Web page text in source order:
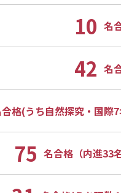
10 名
42 名
格(うち自然探究・国際
75 名合格（内進33